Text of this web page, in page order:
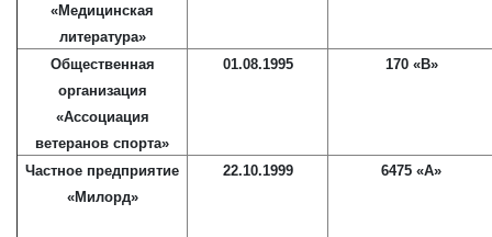
«Медицинская
литература»
Общественная
организация
«Ассоциация
ветеранов спорта»
01.08.1995 170 «В»
Частное предприятие
«Милорд»
22.10.1999 6475 «А»